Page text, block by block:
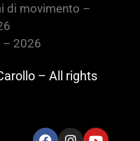
di movimento –
– 2026
– All rights